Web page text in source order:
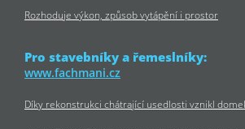
Rozhoduje výkon, způsob vytápění i prostor
Pro stavebníky a řemeslníky:
www.fachmani.cz
Díky rekonstrukci chátrající usedlosti vznikl